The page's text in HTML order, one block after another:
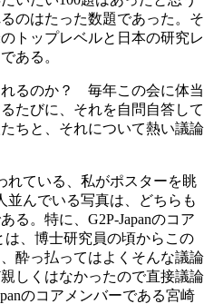
のはたった数題であった。そ
トップレベルと日本の研究レ
ある。
るのか？ 毎年この会に体当
たびに、それを自問自答して
ちと、それについて熱い議論
れている、私がポスターを眺
並んでいる写真は、どちらも
る。特に、G2P-Japanのコア
は、博士研究員の頃からこの
酔っ払ってはよくそんな議論
しくはなかったので直接議論
のコアメンバーである宮崎